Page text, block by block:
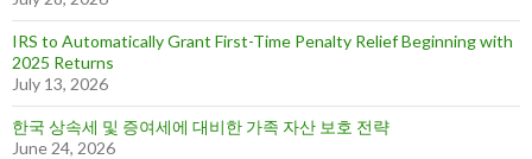
IRS to Automatically Grant First-Time Penalty Relief Beginning with
2025 Returns
July 13, 2026
한국 상속세 및 증여세에 대비한 가족 자산 보호 전략
June 24, 2026